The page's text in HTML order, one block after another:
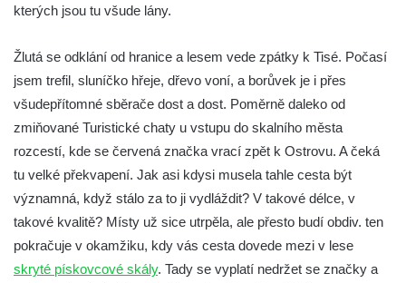
kterých jsou tu všude lány.
Žlutá se odklání od hranice a lesem vede zpátky k Tisé. Počasí
jsem trefil, sluníčko hřeje, dřevo voní, a borůvek je i přes
všudepřítomné sběrače dost a dost. Poměrně daleko od
zmiňované Turistické chaty u vstupu do skalního města
rozcestí, kde se červená značka vrací zpět k Ostrovu. A čeká
tu velké překvapení. Jak asi kdysi musela tahle cesta být
významná, když stálo za to ji vydláždit? V takové délce, v
takové kvalitě? Místy už sice utrpěla, ale přesto budí obdiv. ten
pokračuje v okamžiku, kdy vás cesta dovede mezi v lese
skryté pískovcové skály. Tady se vyplatí nedržet se značky a